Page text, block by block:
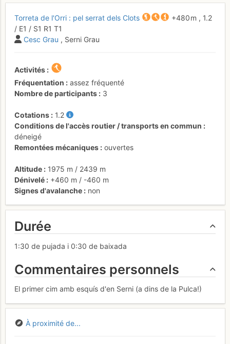
Torreta de l'Orri : pel serrat dels Clots +480 m , 1.2
/ E1 / S1 R1 T1
Cesc Grau , Serni Grau
Activités
Fréquentation
assez fréquenté
Nombre de participants
3
Cotations
1.2
Conditions de l'accès routier / transports en commun
déneigé
Remontées mécaniques
ouvertes
Altitude 1975 m / 2439 m
Dénivelé
+460 m / -460 m
Signes d'avalanche
non
Durée
1:30 de pujada i 0:30 de baixada
Commentaires personnels
El primer cim amb esquís d'en Serni (a dins de la Pulca!)
À proximité de...